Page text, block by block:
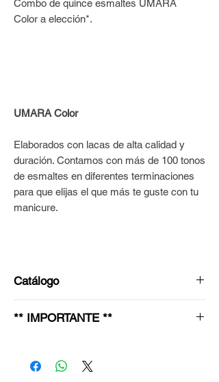
Combo de quince esmaltes UMARA
Color a elección*.
UMARA Color
Elaborados con lacas de alta calidad y
duración. Contamos con más de 100 tonos
de esmaltes en diferentes terminaciones
para que elijas el que más te guste con tu
manicure.
Catálogo
conocer el catálogo actualizado y
** IMPORTANTE **
por favor verificá que estén disponibles en
nuestro catálogo.